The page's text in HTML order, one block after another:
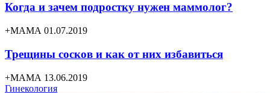
Когда и зачем подростку нужен маммолог?
+МАМА 01.07.2019
Трещины сосков и как от них избавиться
+МАМА 13.06.2019
Гинекология